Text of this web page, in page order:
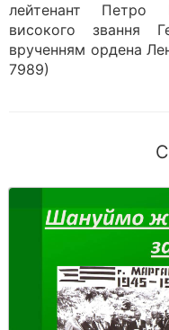
лейтенант Петро
високого звання
врученням ордена
7989)